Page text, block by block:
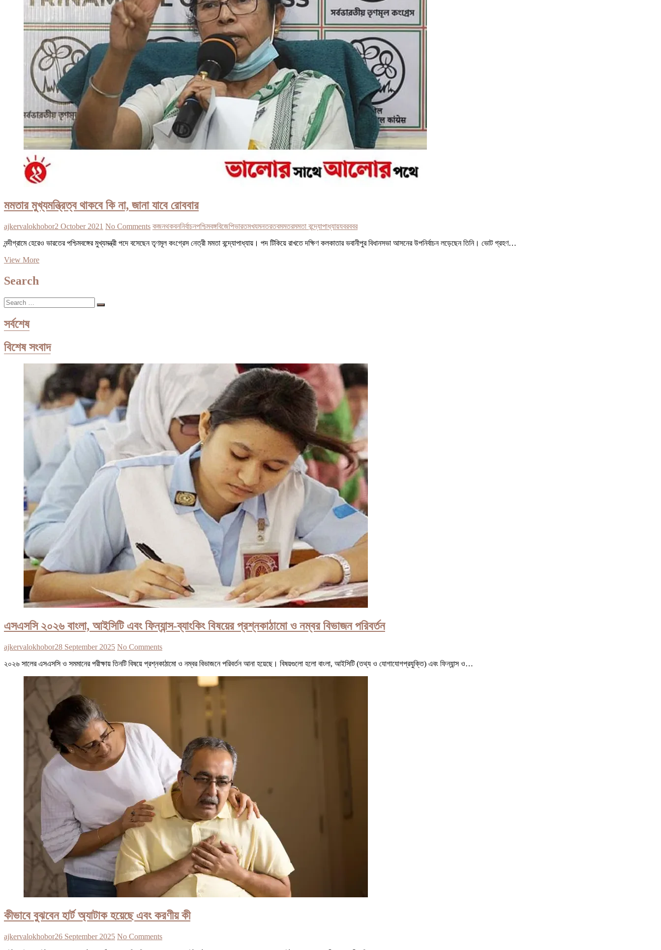
মমতার মুখ্যমন্ত্রিত্ব থাকবে কি না, জানা যাবে রোববার
ajkervalokhobor2 October 2021 No Comments কজনথকবননির্বাচনপশ্চিমবঙ্গবিজেপিভারতমখযমনতরতবমমতরমমতা বন্দ্যোপাধ্যায়যবরববর
নন্দীগ্রামে হেরেও ভারতের পশ্চিমবঙ্গের মুখ্যমন্ত্রী পদে বসেছেন তৃণমূল কংগ্রেস নেত্রী মমতা বন্দ্যোপাধ্যায়। পদ টিকিয়ে রাখতে দক্ষিণ কলকাতার ভবানীপুর বিধানসভা আসনের উপনির্বাচন লড়েছেন তিনি। ভোট গ্রহণ…
View Moreমমতার
Search
Search
…
সর্বশেষ
বিশেষ সংবাদ
এসএসসি ২০২৬ বাংলা, আইসিটি এবং ফিন্যান্স-ব্যাংকিং বিষয়ের প্রশ্নকাঠামো ও নম্বর বিভাজন পরিবর্তন
ajkervalokhobor28 September 2025 No Comments
২০২৬ সালের এসএসসি ও সমমানের পরীক্ষায় তিনটি বিষয়ে প্রশ্নকাঠামো ও নম্বর বিভাজনে পরিবর্তন আনা হয়েছে। বিষয়গুলো হলো বাংলা, আইসিটি (তথ্য ও যোগাযোগপ্রযুক্তি) এবং ফিন্যান্স ও…
কীভাবে বুঝবেন হার্ট অ্যাটাক হয়েছে এবং করণীয় কী
ajkervalokhobor26 September 2025 No Comments